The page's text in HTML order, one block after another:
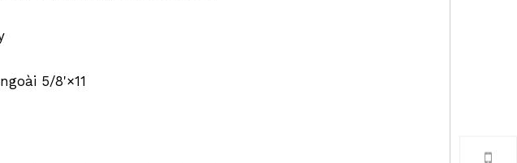
5/8'×11